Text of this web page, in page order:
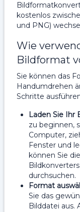
kostenlos
und PNG)
Wie
Bildformat
Sie können das
Handumdrehen
Schritte
Laden Sie Ihr
zu beginnen,
Computer,
Fenster und
können Sie
durchsuchen.
Format
Sie das
Bilddatei aus.